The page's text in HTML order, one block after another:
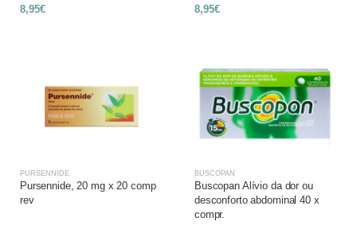
8,95€ 8,95€
PURSENNIDE
Pursennide, 20 mg x 20 comp
rev
BUSCOPAN
Buscopan Alívio da dor ou
desconforto abdominal 40 x
compr.